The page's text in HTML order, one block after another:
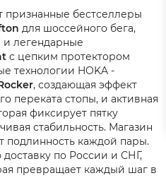
признанные бестселлеры
для шоссейного бега,
и легендарные
с цепким протектором
технологии HOKA -
, создающая эффект
переката стопы, и активная
фиксирует пятку
стабильность. Магазин
подлинность каждой пары.
по России и СНГ,
превращает каждый шаг в